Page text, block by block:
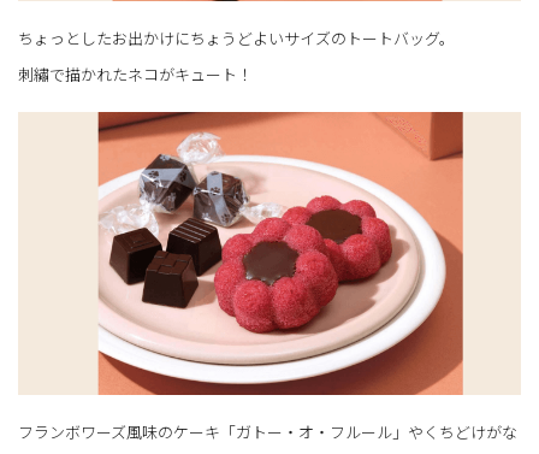
ちょっとしたお出かけにちょうどよいサイズのトートバッグ。
刺繡で描かれたネコがキュート！
フランボワーズ風味のケーキ「ガトー・オ・フルール」やくちどけがな